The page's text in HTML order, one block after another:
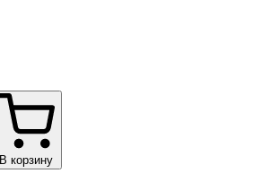
В корзину